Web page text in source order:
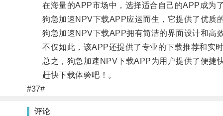
在海量的APP市场中，选择适合自己的APP成为
狗急加速NPV下载APP应运而生，它提供了优质
狗急加速NPV下载APP拥有简洁的界面设计和高
不仅如此，该APP还提供了专业的下载推荐和实
总之，狗急加速NPV下载APP为用户提供了便捷
赶快下载体验吧！。
#37#
评论